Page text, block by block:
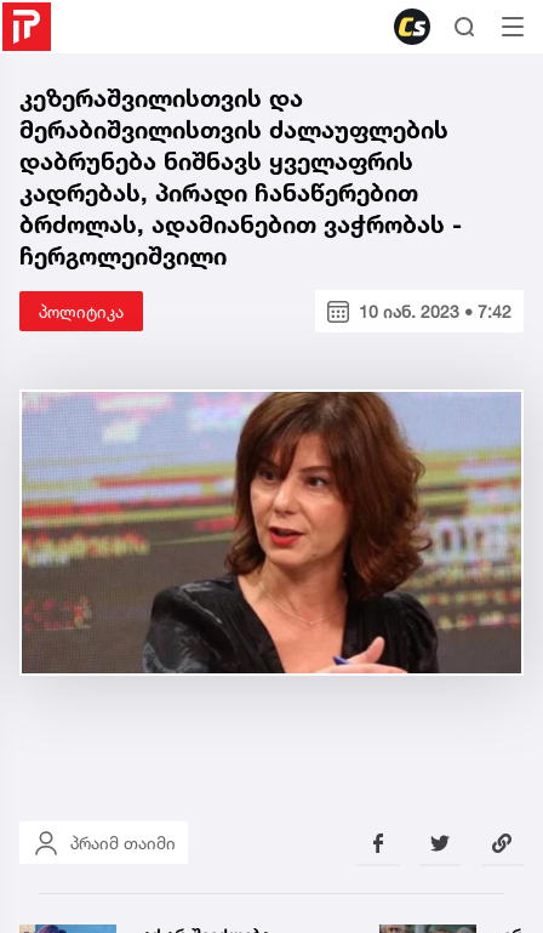
კეზერაშვილისთვის და
მერაბიშვილისთვის ძალაუფლების
დაბრუნება ნიშნავს ყველაფრის
კადრებას, პირადი ჩანაწერებით
ბრძოლას, ადამიანებით ვაჭრობას -
ჩერგოლეიშვილი
პოლიტიკა 10 იან. 2023 • 7:42
პრაიმ თაიმი